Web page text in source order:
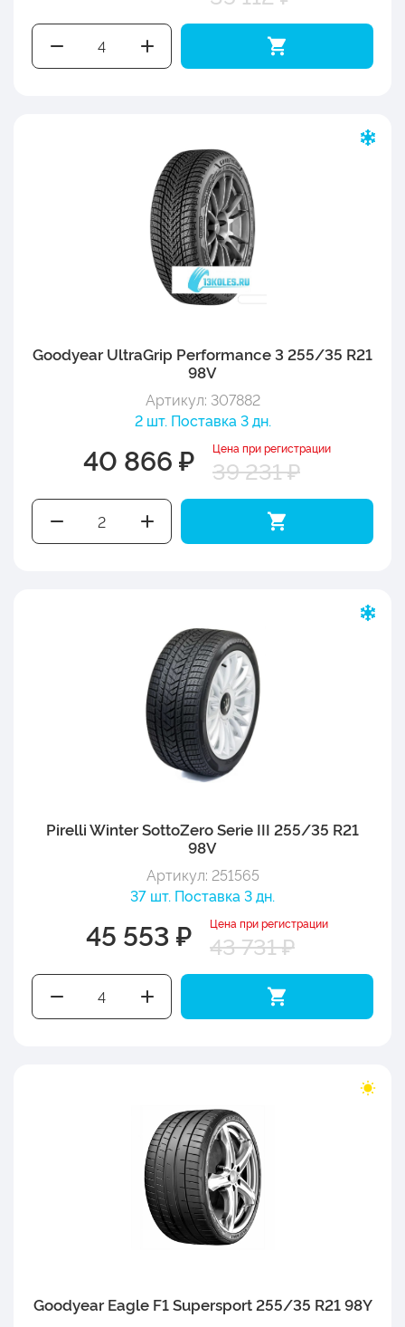
Goodyear UltraGrip Performance 3 255/35 R21
98V
Артикул: 307882
2 шт. Поставка 3 дн.
40 866 ₽ Цена при регистрации
39 231 ₽
Pirelli Winter SottoZero Serie III 255/35 R21
98V
Артикул: 251565
37 шт. Поставка 3 дн.
45 553 ₽ Цена при регистрации
43 731 ₽
Goodyear Eagle F1 Supersport 255/35 R21 98Y